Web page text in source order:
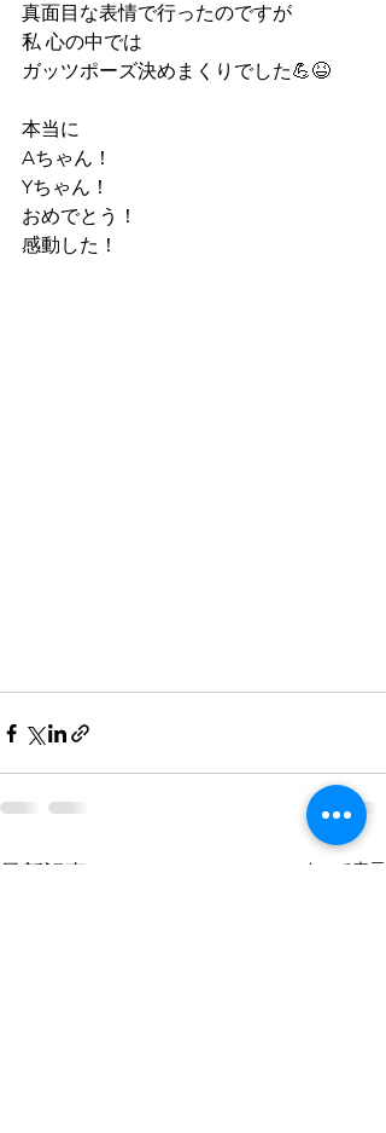
真面目な表情で行ったのですが
私 心の中では
ガッツポーズ決めまくりでした💪😆
本当に
Aちゃん！
Yちゃん！
おめでとう！
感動した！
最新記事 すべて表示